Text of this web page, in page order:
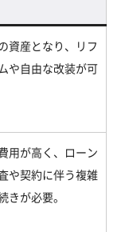
資産となり、リフ
や自由な改装が可
用が高く、ローン
や契約に伴う複雑
きが必要。